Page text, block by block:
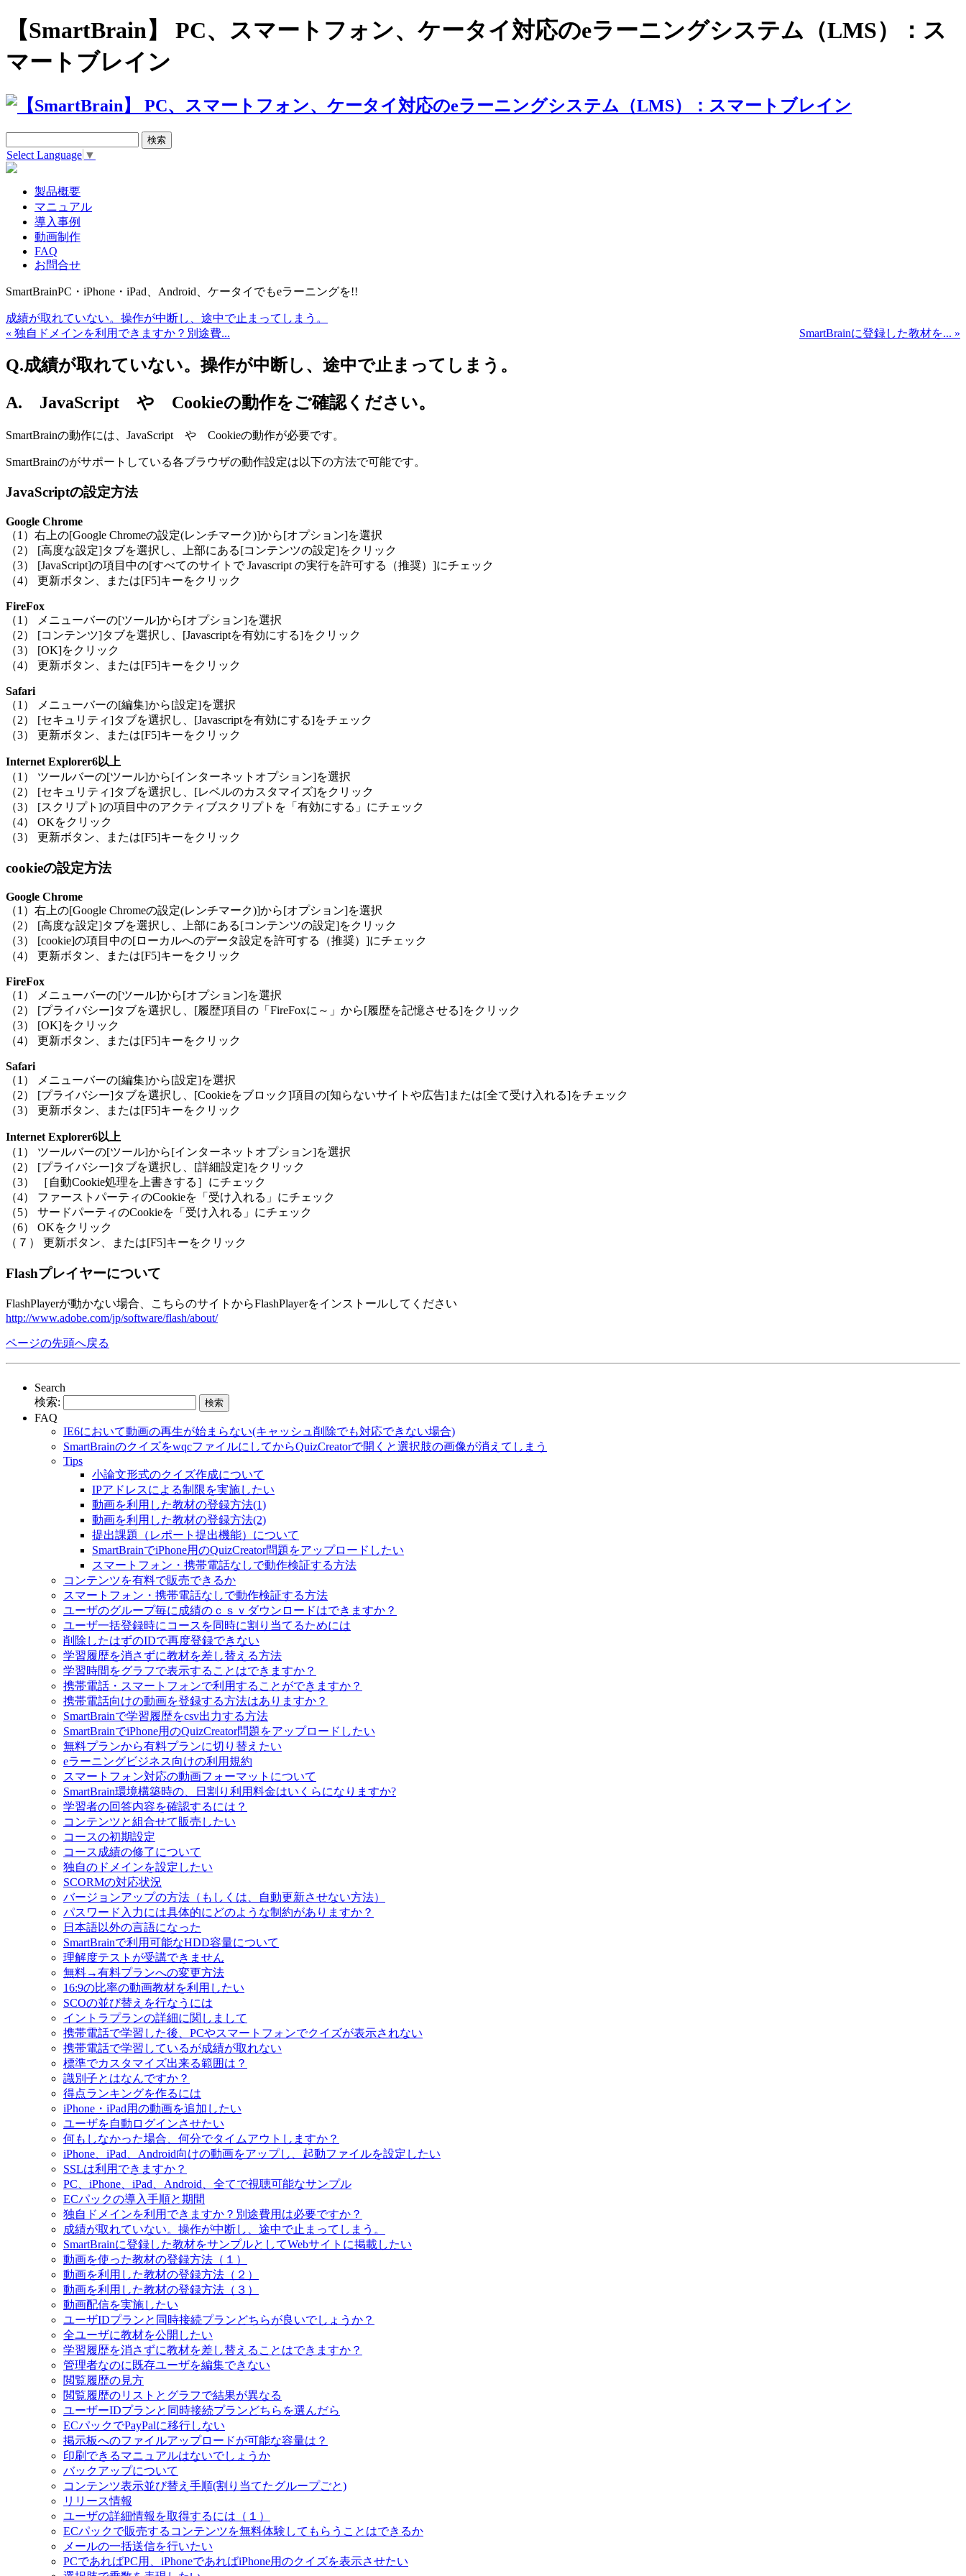
【SmartBrain】 PC、スマートフォン、ケータイ対応のeラーニングシステム（LMS）：ス
マートブレイン
Select Language ▼
製品概要
マニュアル
導入事例
動画制作
FAQ
お問合せ
SmartBrainPC・iPhone・iPad、Android、ケータイでもeラーニングを!!
成績が取れていない。操作が中断し、途中で止まってしまう。
« 独自ドメインを利用できますか？別途費...
SmartBrainに登録した教材を... »
Q.成績が取れていない。操作が中断し、途中で止まってしまう。
A. JavaScript や Cookieの動作をご確認ください。
SmartBrainの動作には、JavaScript や Cookieの動作が必要です。
SmartBrainのがサポートしている各ブラウザの動作設定は以下の方法で可能です。
JavaScriptの設定方法
Google Chrome
（1）右上の[Google Chromeの設定(レンチマーク)]から[オプション]を選択
（2） [高度な設定]タブを選択し、上部にある[コンテンツの設定]をクリック
（3） [JavaScript]の項目中の[すべてのサイトで Javascript の実行を許可する（推奨）]にチェック
（4） 更新ボタン、または[F5]キーをクリック
FireFox
（1） メニューバーの[ツール]から[オプション]を選択
（2） [コンテンツ]タブを選択し、[Javascriptを有効にする]をクリック
（3） [OK]をクリック
（4） 更新ボタン、または[F5]キーをクリック
Safari
（1） メニューバーの[編集]から[設定]を選択
（2） [セキュリティ]タブを選択し、[Javascriptを有効にする]をチェック
（3） 更新ボタン、または[F5]キーをクリック
Internet Explorer6以上
（1） ツールバーの[ツール]から[インターネットオプション]を選択
（2） [セキュリティ]タブを選択し、[レベルのカスタマイズ]をクリック
（3） [スクリプト]の項目中のアクティブスクリプトを「有効にする」にチェック
（4） OKをクリック
（3） 更新ボタン、または[F5]キーをクリック
cookieの設定方法
Google Chrome
（1）右上の[Google Chromeの設定(レンチマーク)]から[オプション]を選択
（2） [高度な設定]タブを選択し、上部にある[コンテンツの設定]をクリック
（3） [cookie]の項目中の[ローカルへのデータ設定を許可する（推奨）]にチェック
（4） 更新ボタン、または[F5]キーをクリック
FireFox
（1） メニューバーの[ツール]から[オプション]を選択
（2） [プライバシー]タブを選択し、[履歴]項目の「FireFoxに～」から[履歴を記憶させる]をクリック
（3） [OK]をクリック
（4） 更新ボタン、または[F5]キーをクリック
Safari
（1） メニューバーの[編集]から[設定]を選択
（2） [プライバシー]タブを選択し、[Cookieをブロック]項目の[知らないサイトや広告]または[全て受け入れる]をチェック
（3） 更新ボタン、または[F5]キーをクリック
Internet Explorer6以上
（1） ツールバーの[ツール]から[インターネットオプション]を選択
（2） [プライバシー]タブを選択し、[詳細設定]をクリック
（3） ［自動Cookie処理を上書きする］にチェック
（4） ファーストパーティのCookieを「受け入れる」にチェック
（5） サードパーティのCookieを「受け入れる」にチェック
（6） OKをクリック
（７） 更新ボタン、または[F5]キーをクリック
Flashプレイヤーについて
FlashPlayerが動かない場合、こちらのサイトからFlashPlayerをインストールしてください
http://www.adobe.com/jp/software/flash/about/
ページの先頭へ戻る
Search
検索:
FAQ
IE6において動画の再生が始まらない(キャッシュ削除でも対応できない場合)
SmartBrainのクイズをwqcファイルにしてからQuizCreatorで開くと選択肢の画像が消えてしまう
Tips
小論文形式のクイズ作成について
IPアドレスによる制限を実施したい
動画を利用した教材の登録方法(1)
動画を利用した教材の登録方法(2)
提出課題（レポート提出機能）について
SmartBrainでiPhone用のQuizCreator問題をアップロードしたい
スマートフォン・携帯電話なしで動作検証する方法
コンテンツを有料で販売できるか
スマートフォン・携帯電話なしで動作検証する方法
ユーザのグループ毎に成績のｃｓｖダウンロードはできますか？
ユーザ一括登録時にコースを同時に割り当てるためには
削除したはずのIDで再度登録できない
学習履歴を消さずに教材を差し替える方法
学習時間をグラフで表示することはできますか？
携帯電話・スマートフォンで利用することができますか？
携帯電話向けの動画を登録する方法はありますか？
SmartBrainで学習履歴をcsv出力する方法
SmartBrainでiPhone用のQuizCreator問題をアップロードしたい
無料プランから有料プランに切り替えたい
eラーニングビジネス向けの利用規約
スマートフォン対応の動画フォーマットについて
SmartBrain環境構築時の、日割り利用料金はいくらになりますか?
学習者の回答内容を確認するには？
コンテンツと組合せて販売したい
コースの初期設定
コース成績の修了について
独自のドメインを設定したい
SCORMの対応状況
バージョンアップの方法（もしくは、自動更新させない方法）
パスワード入力には具体的にどのような制約がありますか？
日本語以外の言語になった
SmartBrainで利用可能なHDD容量について
理解度テストが受講できません
無料→有料プランへの変更方法
16:9の比率の動画教材を利用したい
SCOの並び替えを行なうには
イントラプランの詳細に関しまして
携帯電話で学習した後、PCやスマートフォンでクイズが表示されない
携帯電話で学習しているが成績が取れない
標準でカスタマイズ出来る範囲は？
識別子とはなんですか？
得点ランキングを作るには
iPhone・iPad用の動画を追加したい
ユーザを自動ログインさせたい
何もしなかった場合、何分でタイムアウトしますか？
iPhone、iPad、Android向けの動画をアップし、起動ファイルを設定したい
SSLは利用できますか？
PC、iPhone、iPad、Android、全てで視聴可能なサンプル
ECパックの導入手順と期間
独自ドメインを利用できますか？別途費用は必要ですか？
成績が取れていない。操作が中断し、途中で止まってしまう。
SmartBrainに登録した教材をサンプルとしてWebサイトに掲載したい
動画を使った教材の登録方法（１）
動画を利用した教材の登録方法（２）
動画を利用した教材の登録方法（３）
動画配信を実施したい
ユーザIDプランと同時接続プランどちらが良いでしょうか？
全ユーザに教材を公開したい
学習履歴を消さずに教材を差し替えることはできますか？
管理者なのに既存ユーザを編集できない
閲覧履歴の見方
閲覧履歴のリストとグラフで結果が異なる
ユーザーIDプランと同時接続プランどちらを選んだら
ECパックでPayPalに移行しない
掲示板へのファイルアップロードが可能な容量は？
印刷できるマニュアルはないでしょうか
バックアップについて
コンテンツ表示並び替え手順(割り当てたグループごと)
リリース情報
ユーザの詳細情報を取得するには（１）
ECパックで販売するコンテンツを無料体験してもらうことはできるか
メールの一括送信を行いたい
PCであればPC用、iPhoneであればiPhone用のクイズを表示させたい